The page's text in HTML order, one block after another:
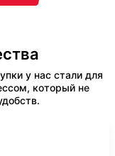
у нас стали для
который не